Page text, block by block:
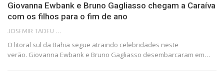
Giovanna Ewbank e Bruno Gagliasso chegam a Caraíva
com os filhos para o fim de ano
JOSEMIR TADEU FONSECA
O litoral sul da Bahia segue atraindo celebridades neste
verão. Giovanna Ewbank e Bruno Gagliasso desembarcaram em…